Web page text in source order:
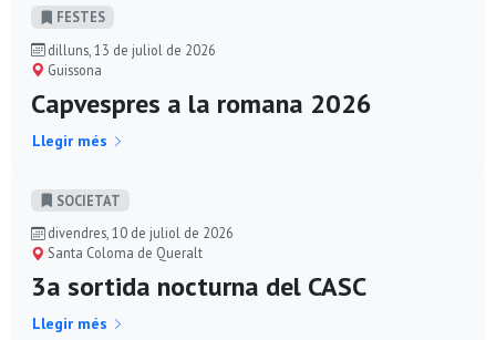
FESTES
dilluns, 13 de juliol de 2026
Guissona
Capvespres a la romana 2026
Llegir més
SOCIETAT
divendres, 10 de juliol de 2026
Santa Coloma de Queralt
3a sortida nocturna del CASC
Llegir més